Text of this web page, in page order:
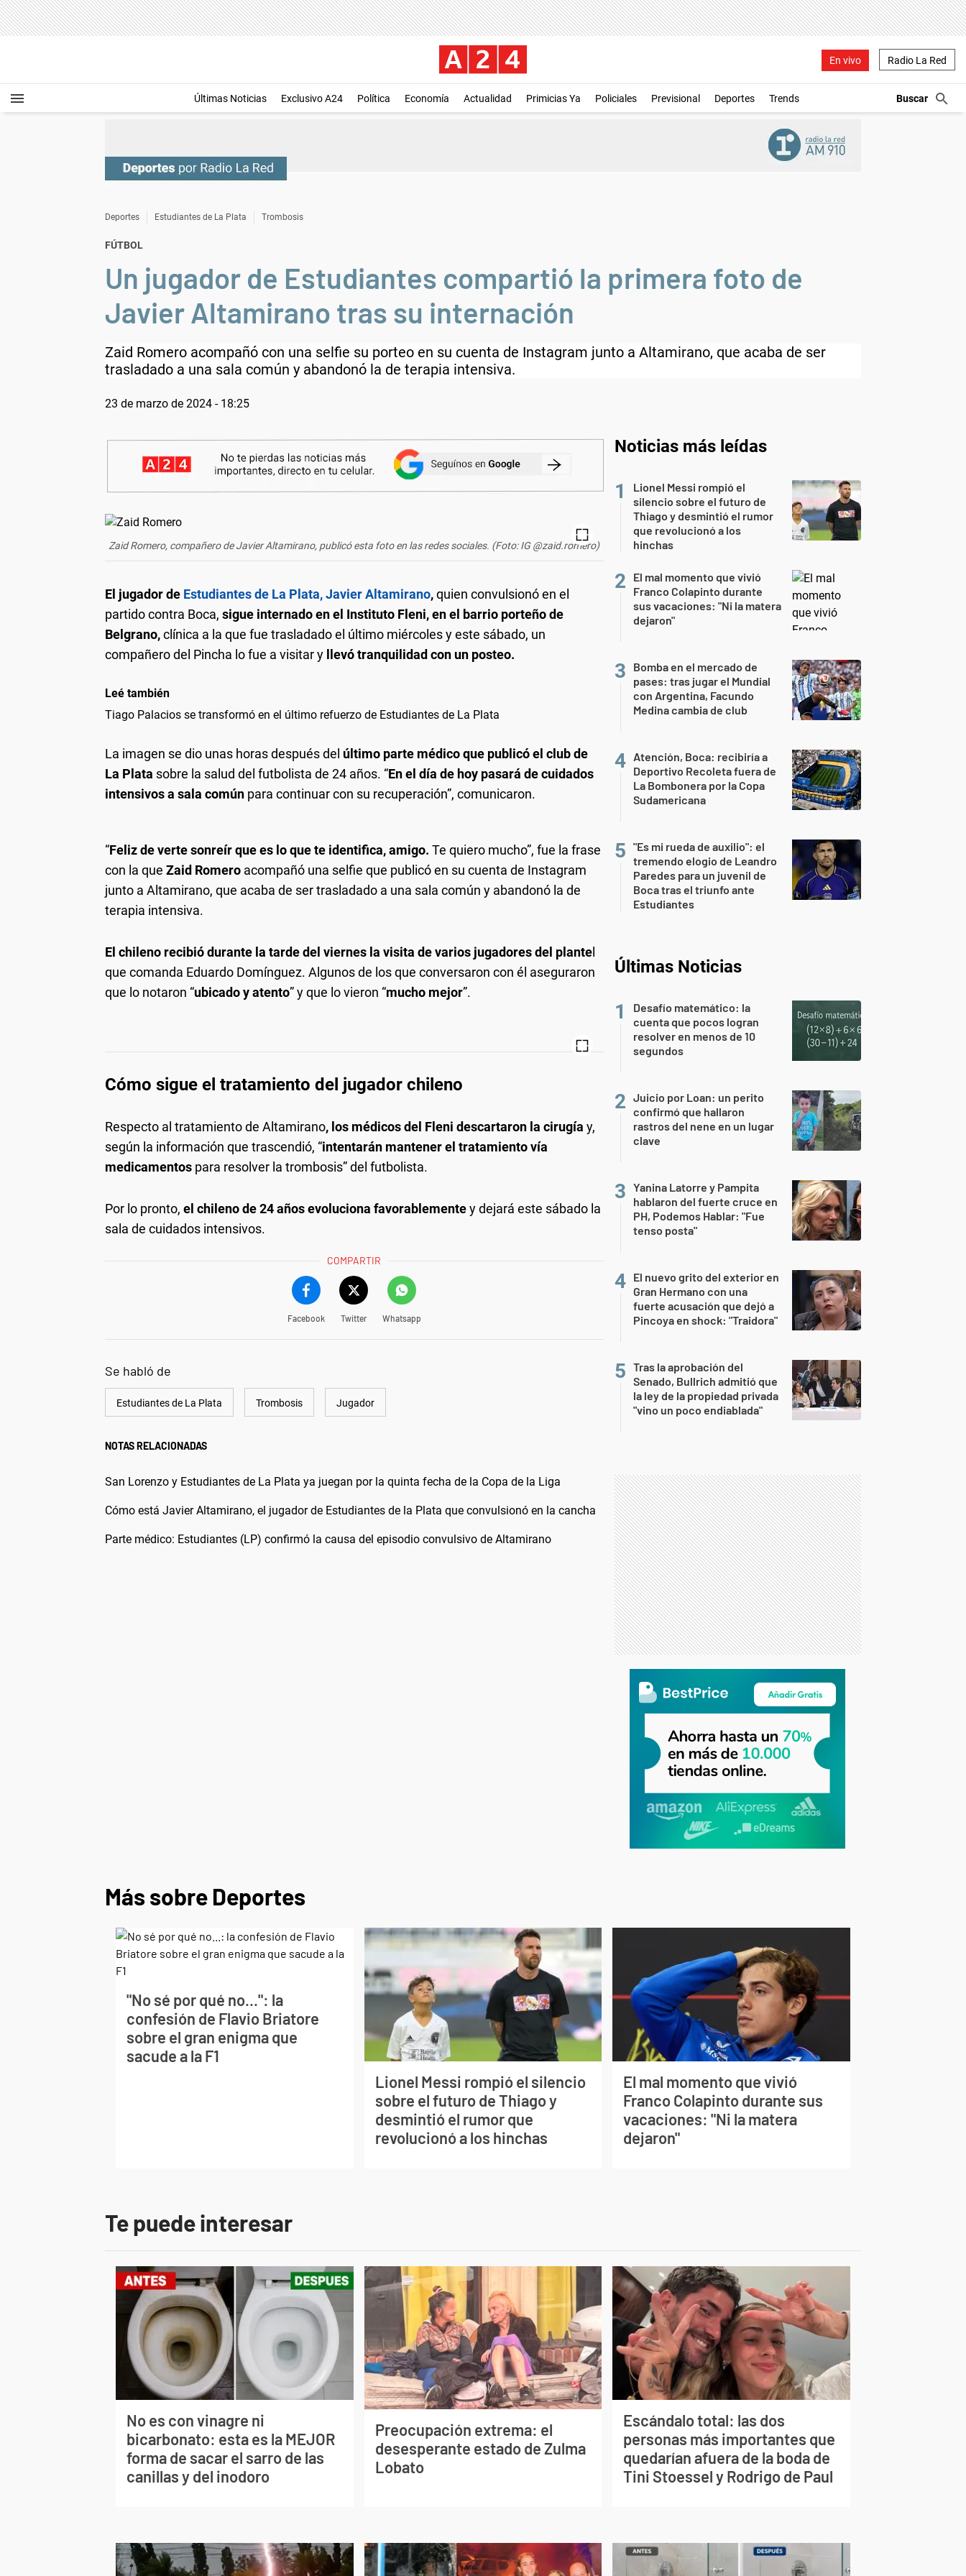
En vivo Radio La Red
Últimas Noticias Exclusivo A24 Política Economía Actualidad Primicias Ya Policiales Previsional Deportes Trends
Deportes Estudiantes de La Plata Trombosis
FÚTBOL
Un jugador de Estudiantes compartió la primera foto de
Javier Altamirano tras su internación
Zaid Romero acompañó con una selfie su porteo en su cuenta de Instagram junto a Altamirano, que acaba de ser
trasladado a una sala común y abandonó la de terapia intensiva.
23 de marzo de 2024 - 18:25
Zaid Romero, compañero de Javier Altamirano, publicó esta foto en las redes sociales. (Foto: IG @zaid.romero)
El jugador de Estudiantes de La Plata, Javier Altamirano,quien convulsionó en el
partido contra Boca, sigue internado en el Instituto Fleni, en el barrio porteño de
Belgrano,clínica a la que fue trasladado el último miércoles y este sábado, un
compañero del Pincha lo fue a visitar y llevó tranquilidad con un posteo.
Leé también
Tiago Palacios se transformó en el último refuerzo de Estudiantes de La Plata
La imagen se dio unas horas después del último parte médico que publicó el club de
La Plata sobre la salud del futbolista de 24 años. “En el día de hoy pasará de cuidados
intensivos a sala común para continuar con su recuperación”, comunicaron.
“Feliz de verte sonreír que es lo que te identifica, amigo. Te quiero mucho”, fue la frase
con la que Zaid Romero acompañó una selfie que publicó en su cuenta de Instagram
junto a Altamirano, que acaba de ser trasladado a una sala común y abandonó la de
terapia intensiva.
El chileno recibió durante la tarde del viernes la visita de varios jugadores del plantel
que comanda Eduardo Domínguez. Algunos de los que conversaron con él aseguraron
que lo notaron “ubicado y atento” y que lo vieron “mucho mejor”.
Cómo sigue el tratamiento del jugador chileno
Respecto al tratamiento de Altamirano, los médicos del Fleni descartaron la cirugía y,
según la información que trascendió, “intentarán mantener el tratamiento vía
medicamentos para resolver la trombosis” del futbolista.
Por lo pronto, el chileno de 24 años evoluciona favorablementey dejará este sábado la
sala de cuidados intensivos.
COMPARTIR
Facebook Twitter Whatsapp
Se habló de
Estudiantes de La Plata Trombosis Jugador
NOTAS RELACIONADAS
San Lorenzo y Estudiantes de La Plata ya juegan por la quinta fecha de la Copa de la Liga
Cómo está Javier Altamirano, el jugador de Estudiantes de la Plata que convulsionó en la cancha
Parte médico: Estudiantes (LP) confirmó la causa del episodio convulsivo de Altamirano
Noticias más leídas
Lionel Messi rompió el
silencio sobre el futuro de
Thiago y desmintió el rumor
que revolucionó a los
hinchas
El mal momento que vivió
Franco Colapinto durante
sus vacaciones: "Ni la matera
dejaron"
Bomba en el mercado de
pases: tras jugar el Mundial
con Argentina, Facundo
Medina cambia de club
Atención, Boca: recibiría a
Deportivo Recoleta fuera de
La Bombonera por la Copa
Sudamericana
"Es mi rueda de auxilio": el
tremendo elogio de Leandro
Paredes para un juvenil de
Boca tras el triunfo ante
Estudiantes
Últimas Noticias
Desafío matemático: la
cuenta que pocos logran
resolver en menos de 10
segundos
Juicio por Loan: un perito
confirmó que hallaron
rastros del nene en un lugar
clave
Yanina Latorre y Pampita
hablaron del fuerte cruce en
PH, Podemos Hablar: "Fue
tenso posta"
El nuevo grito del exterior en
Gran Hermano con una
fuerte acusación que dejó a
Pincoya en shock: "Traidora"
Tras la aprobación del
Senado, Bullrich admitió que
la ley de la propiedad privada
"vino un poco endiablada"
Más sobre Deportes
"No sé por qué no...": la
confesión de Flavio Briatore
sobre el gran enigma que
sacude a la F1
Lionel Messi rompió el silencio
sobre el futuro de Thiago y
desmintió el rumor que
revolucionó a los hinchas
El mal momento que vivió
Franco Colapinto durante sus
vacaciones: "Ni la matera
dejaron"
Te puede interesar
No es con vinagre ni
bicarbonato: esta es la MEJOR
forma de sacar el sarro de las
canillas y del inodoro
Preocupación extrema: el
desesperante estado de Zulma
Lobato
Escándalo total: las dos
personas más importantes que
quedarían afuera de la boda de
Tini Stoessel y Rodrigo de Paul